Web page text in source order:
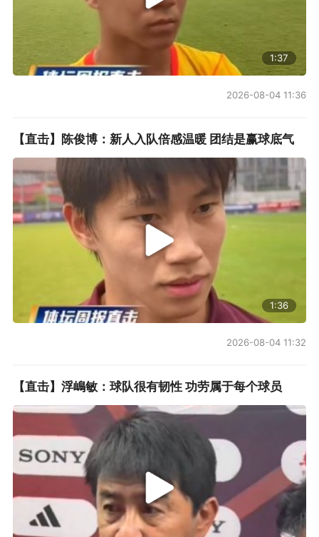
1:37
2026-08-04 11:36
【直击】陈俊博：新人入队倍感温暖 团结是赢球底气
1:36
2026-08-04 11:32
【直击】浮嶋敏：球队很有韧性 功劳属于每个球员